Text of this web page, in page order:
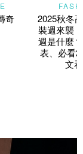
奇
2025秋冬
裝週來襲
週是什麼
表、必看
文